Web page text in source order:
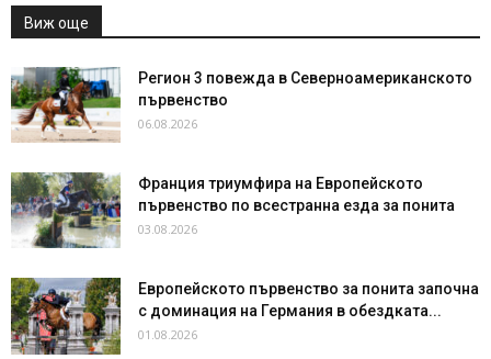
Виж още
Регион 3 повежда в Северноамериканското
първенство
06.08.2026
Франция триумфира на Европейското
първенство по всестранна езда за понита
03.08.2026
Европейското първенство за понита започна
с доминация на Германия в обездката...
01.08.2026